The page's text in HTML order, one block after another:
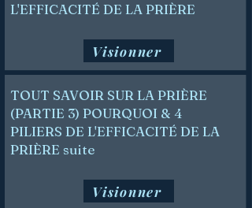
L'EFFICACITÉ DE LA PRIÈRE
Visionner
TOUT SAVOIR SUR LA PRIÈRE
(PARTIE 3) POURQUOI & 4
PILIERS DE L'EFFICACITÉ DE LA
PRIÈRE suite
Visionner